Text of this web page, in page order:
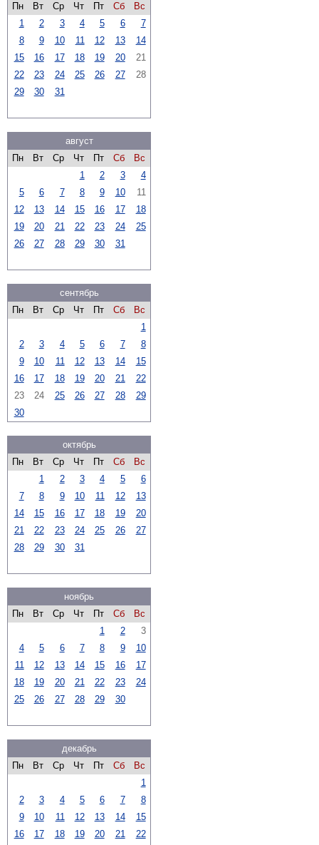
Пн
Вт Ср Чт Пт Сб
Вс
1
2 3 4 5 6
7
8
9 10 11 12 13
14
15
16 17 18 19 20
21
22
23 24 25 26 27
28
29
30 31
август
Пн
Вт Ср Чт Пт Сб
Вс
1
2 3
4
5
6 7 8 9 10
11
12
13 14 15 16 17
18
19
20 21 22 23 24
25
26
27 28 29 30 31
сентябрь
Пн
Вт Ср Чт Пт Сб
Вс
1
2
3 4 5 6 7
8
9
10 11 12 13 14
15
16
17 18 19 20 21
22
23
24 25 26 27 28
29
30
октябрь
Пн
Вт Ср Чт Пт Сб
Вс
1
2 3 4 5
6
7
8 9 10 11 12
13
14
15 16 17 18 19
20
21
22 23 24 25 26
27
28
29 30 31
ноябрь
Пн
Вт Ср Чт Пт Сб
Вс
1
2
3
4
5 6 7 8 9
10
11
12 13 14 15 16
17
18
19 20 21 22 23
24
25
26 27 28 29 30
декабрь
Пн
Вт Ср Чт Пт Сб
Вс
1
2
3 4 5 6 7
8
9
10 11 12 13 14
15
16
17 18 19 20 21
22